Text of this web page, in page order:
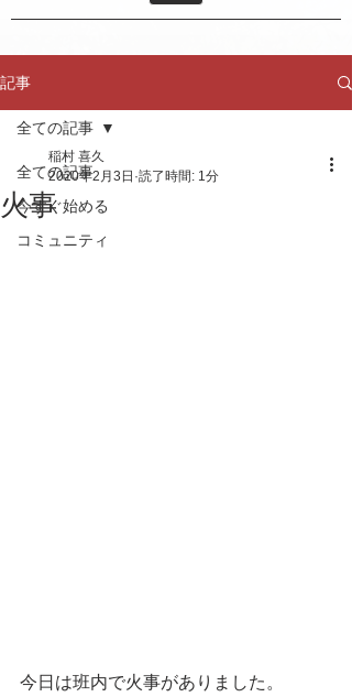
記事
全ての記事
今すぐ始める
コミュニティ
全ての記事
火事
稲村 喜久
2020年2月3日 読了時間: 1分
今日は班内で火事がありました。